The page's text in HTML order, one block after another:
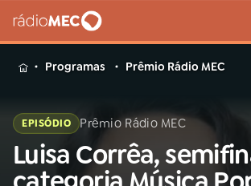
MENU
Buscar
na
Programas Prêmio Rádio MEC
EPISÓDIO Prêmio Rádio MEC
Luisa Corrêa,